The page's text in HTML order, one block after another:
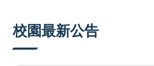
校園最新公告